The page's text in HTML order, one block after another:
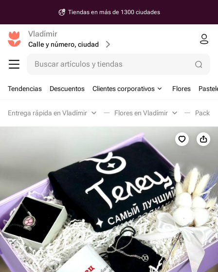
Tiendas en más de 1300 ciudades
Vladímir
Calle y número, ciudad
Buscar artículos y tiendas
Tendencias Descuentos Clientes corporativos Flores
Entrega rápida en Vladímir Flores en Vladímir Pack